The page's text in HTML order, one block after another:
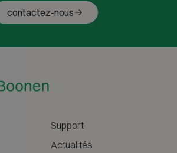
contactez-nous
Support
Actualités